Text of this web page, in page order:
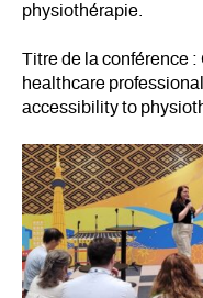
physiothérapie.
Titre de la conférence
healthcare
accessibility to